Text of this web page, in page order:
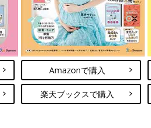
Amazonで購入
楽天ブックスで購入